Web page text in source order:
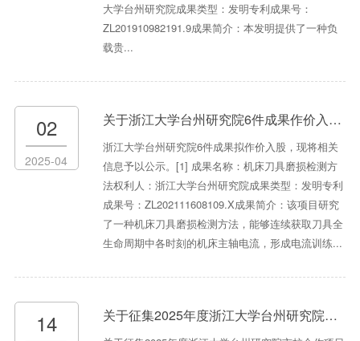
大学台州研究院成果类型：发明专利成果号：
ZL201910982191.9成果简介：本发明提供了一种负
载贵...
02
2025-04
关于浙江大学台州研究院6件成果作价入股的公示
浙江大学台州研究院6件成果拟作价入股，现将相关
信息予以公示。[1] 成果名称：机床刀具磨损检测方
法权利人：浙江大学台州研究院成果类型：发明专利
成果号：ZL202111608109.X成果简介：该项目研究
了一种机床刀具磨损检测方法，能够连续获取刀具全
生命周期中各时刻的机床主轴电流，形成电流训练...
14 关于征集2025年度浙江大学台州研究院市校合作项目攻关需求的通知